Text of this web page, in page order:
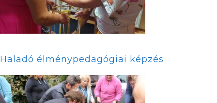
Haladó élménypedagógiai képzés